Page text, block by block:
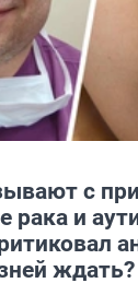
с
рака и
ждать?